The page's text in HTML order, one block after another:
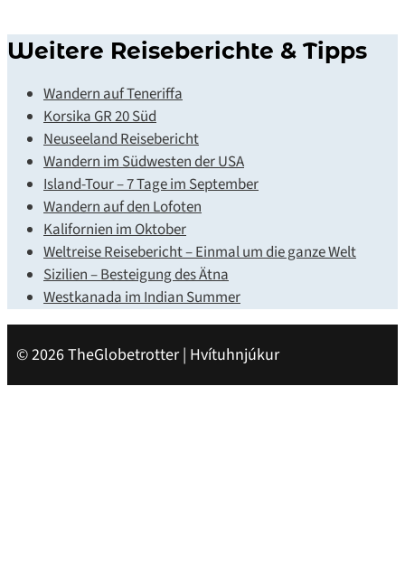
Weitere Reiseberichte & Tipps
Wandern auf Teneriffa
Korsika GR 20 Süd
Neuseeland Reisebericht
Wandern im Südwesten der USA
Island-Tour – 7 Tage im September
Wandern auf den Lofoten
Kalifornien im Oktober
Weltreise Reisebericht – Einmal um die ganze Welt
Sizilien – Besteigung des Ätna
Westkanada im Indian Summer
© 2026 TheGlobetrotter | Hvítuhnjúkur